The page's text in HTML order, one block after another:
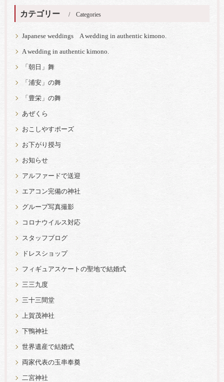
カテゴリー Categories
Japanese weddings A wedding in authentic kimono.
A wedding in authentic kimono.
「朝日」舞
「浦安」の舞
「豊栄」の舞
あぜくら
おこしやすポーズ
お下がり授与
お知らせ
アルファードで送迎
エアコン完備の神社
グループ写真撮影
コロナウイルス対応
スタッフブログ
ドレスショップ
フィギュアスケートの聖地で結婚式
三三九度
三十三間堂
上賀茂神社
下鴨神社
世界遺産で結婚式
両家代表の玉串奉奠
二宮神社